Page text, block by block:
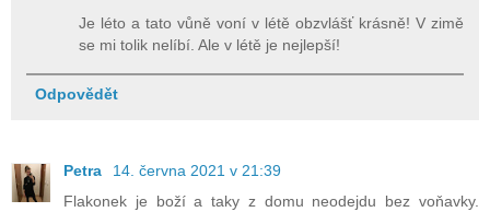
Je léto a tato vůně voní v létě obzvlášť krásně! V zimě
se mi tolik nelíbí. Ale v létě je nejlepší!
Odpovědět
Petra
14. června 2021 v 21:39
Flakonek je boží a taky z domu neodejdu bez voňavky.